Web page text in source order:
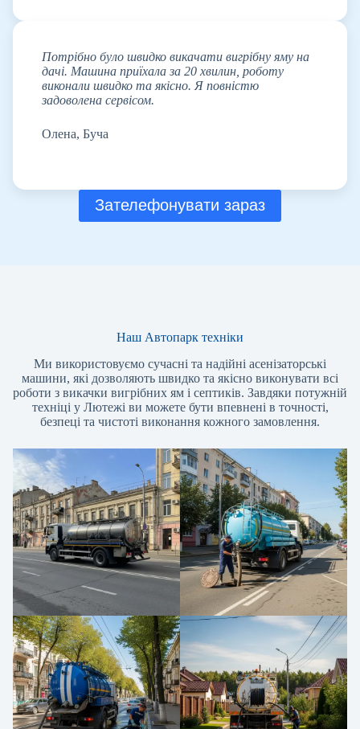
Потрібно було швидко викачати вигрібну яму на
дачі. Машина приїхала за 20 хвилин, роботу
виконали швидко та якісно. Я повністю
задоволена сервісом.
Олена, Буча
Зателефонувати зараз
Наш Автопарк техніки
Ми використовуємо сучасні та надійні асенізаторські
машини, які дозволяють швидко та якісно виконувати всі
роботи з викачки вигрібних ям і септиків. Завдяки потужній
техніці у Лютежі ви можете бути впевнені в точності,
безпеці та чистоті виконання кожного замовлення.